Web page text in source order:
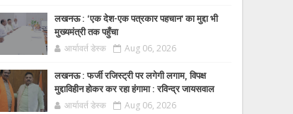
लखनऊ : ‘एक देश-एक पत्रकार पहचान’ का मुद्दा भी
मुख्यमंत्री तक पहुँचा
आर्यावर्त डेस्क Aug 06, 2026
लखनऊ : फर्जी रजिस्ट्री पर लगेगी लगाम, विपक्ष
मुद्दाविहीन होकर कर रहा हंगामा : रविन्द्र जायसवाल
आर्यावर्त डेस्क Aug 06, 2026